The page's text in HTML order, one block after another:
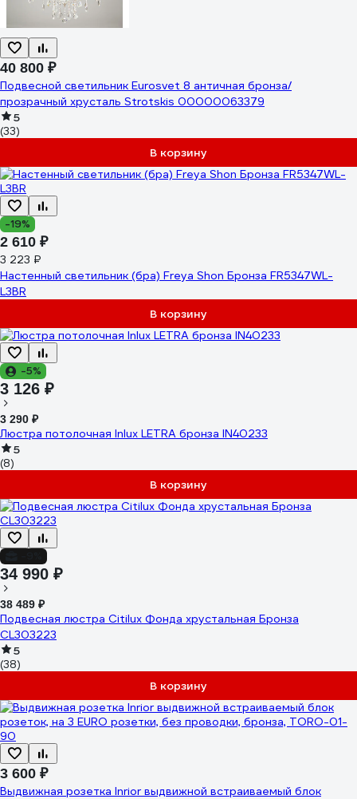
40 800 ₽
Подвесной светильник Eurosvet 8 античная бронза/
прозрачный хрусталь Strotskis 00000063379
5
(33)
В корзину
-19%
2 610 ₽
3 223 ₽
Настенный светильник (бра) Freya Shon Бронза FR5347WL-
L3BR
В корзину
-5%
3 126 ₽
3 290 ₽
Люстра потолочная Inlux LETRA бронза IN40233
5
(8)
В корзину
34 990 ₽
38 489 ₽
Подвесная люстра Citilux Фонда хрустальная Бронза
CL303223
5
(38)
В корзину
3 600 ₽
Выдвижная розетка Inrior выдвижной встраиваемый блок